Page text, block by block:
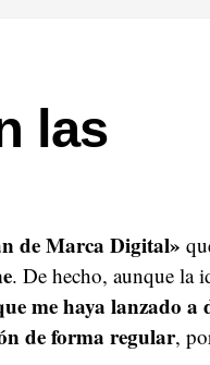
las
de Marca Digital»
. De hecho, aunque la
me haya lanzado a
de forma regular,